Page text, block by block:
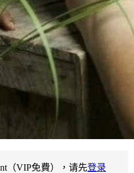
（VIP免費），请先登录